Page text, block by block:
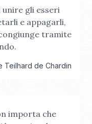
gli esseri
e appagarli,
tramite
Teilhard de Chardin
importa che